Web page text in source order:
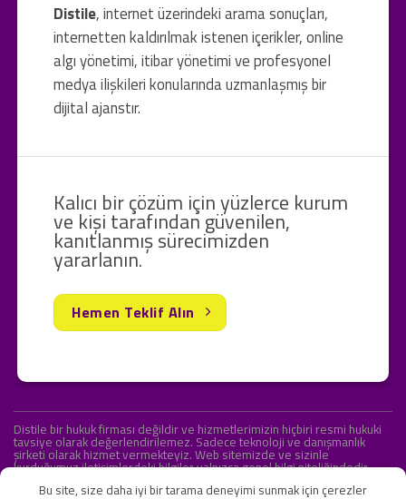
Distile, internet üzerindeki arama sonuçları,
internetten kaldırılmak istenen içerikler, online
algı yönetimi, itibar yönetimi ve profesyonel
medya ilişkileri konularında uzmanlaşmış bir
dijital ajanstır.
Kalıcı bir çözüm için yüzlerce kurum
ve kişi tarafından güvenilen,
kanıtlanmış sürecimizden
yararlanın.
Hemen Teklif Alın
Distile bir hukuk firması değildir ve hizmetlerimizin hiçbiri resmi hukuki
tavsiye olarak değerlendirilemez. Sadece teknoloji ve danışmanlık
şirketi olarak hizmet vermekteyiz. Web sitemizde ve sizinle
kurduğumuz iletişimlerdeki bilgiler yalnızca genel bilgi niteliğindedir.
Bu site, size daha iyi bir tarama deneyimi sunmak için çerezler